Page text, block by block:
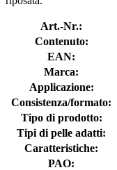
Art.-Nr.:
Contenuto:
EAN:
Marca:
Applicazione:
Consistenza/formato:
Tipo di prodotto:
Tipi di pelle adatti:
Caratteristiche:
PAO: